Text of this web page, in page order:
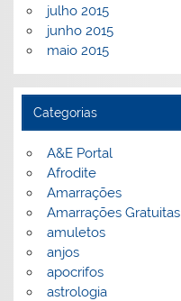
julho 2015
junho 2015
maio 2015
Categorias
A&E Portal
Afrodite
Amarrações
Amarrações Gratuitas
amuletos
anjos
apocrifos
astrologia